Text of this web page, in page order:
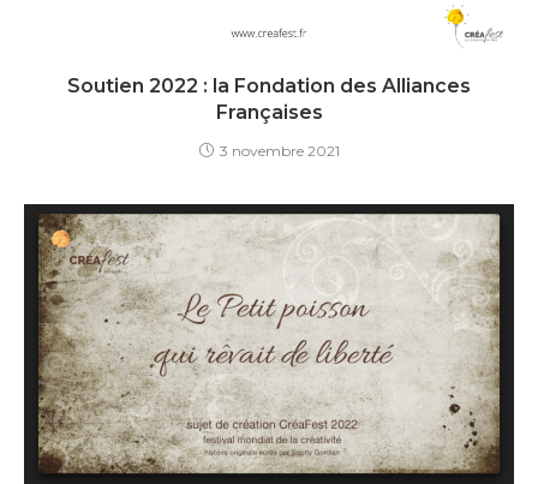
Soutien 2022 : la Fondation des Alliances
Françaises
3 novembre 2021